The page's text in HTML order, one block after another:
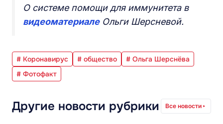
О системе помощи для иммунитета в
видеоматериалеОльги Шерсневой.
# Коронавирус # общество
# Ольга Шерснёва
# Фотофакт
Другие новости рубрики Все новости